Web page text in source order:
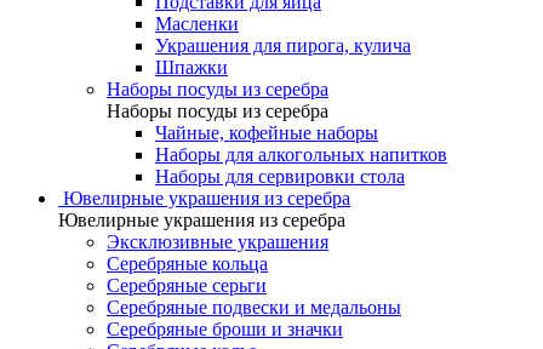
Масленки
Украшения для пирога, кулича
Шпажки
Наборы посуды из серебра
Наборы посуды из серебра
Чайные, кофейные наборы
Наборы для алкогольных напитков
Наборы для сервировки стола
Ювелирные украшения из серебра
Ювелирные украшения из серебра
Эксклюзивные украшения
Серебряные кольца
Серебряные серьги
Серебряные подвески и медальоны
Серебряные броши и значки